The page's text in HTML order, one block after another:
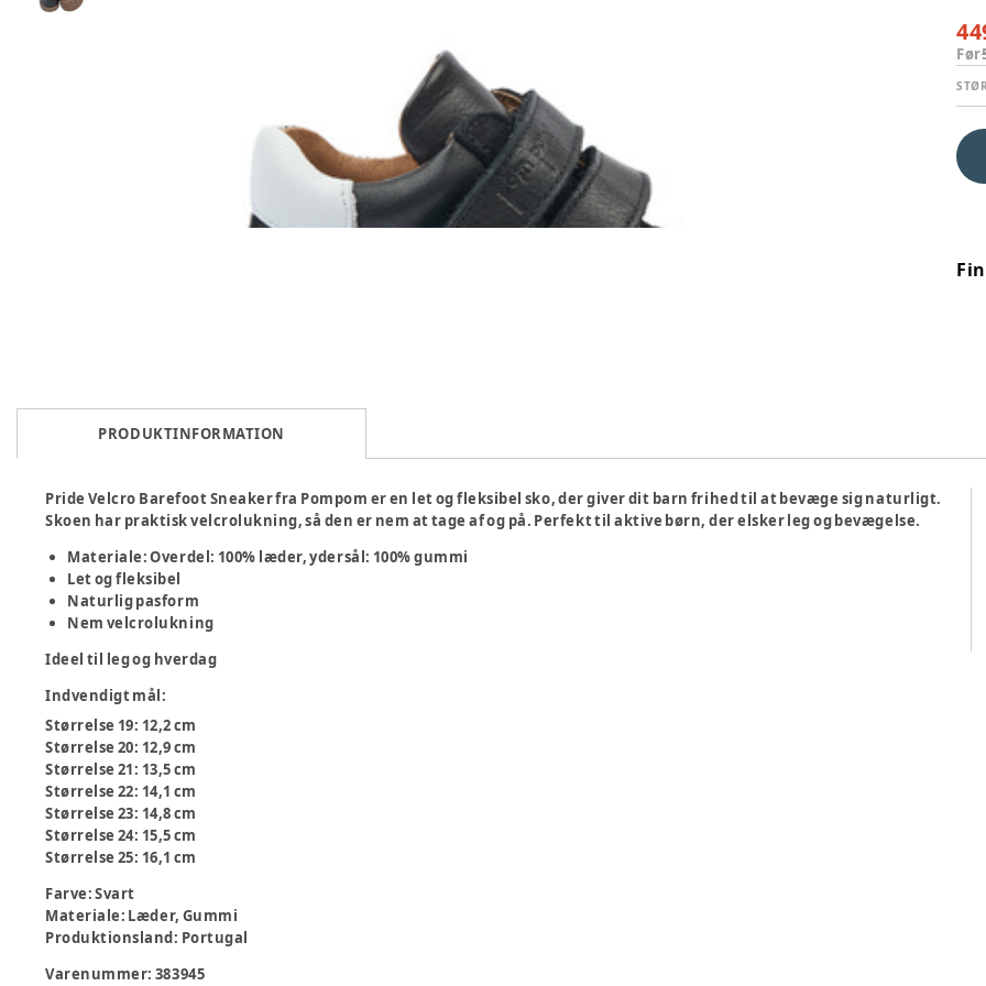
Før
PRODUKTINFORMATION
Pride Velcro Barefoot Sneaker fra Pompom er en let og fleksibel sko, der giver dit barn frihed til at bevæge sig naturligt.
Skoen har praktisk velcrolukning, så den er nem at tage af og på. Perfekt til aktive børn, der elsker leg og bevægelse.
Materiale: Overdel: 100% læder, ydersål: 100% gummi
Let og fleksibel
Naturlig pasform
Nem velcrolukning
Ideel til leg og hverdag
Indvendigt mål:
Størrelse 19: 12,2 cm
Størrelse 20: 12,9 cm
Størrelse 21: 13,5 cm
Størrelse 22: 14,1 cm
Størrelse 23: 14,8 cm
Størrelse 24: 15,5 cm
Størrelse 25: 16,1 cm
Farve:Svart
Materiale: Læder, Gummi
Produktionsland: Portugal
Varenummer: 383945